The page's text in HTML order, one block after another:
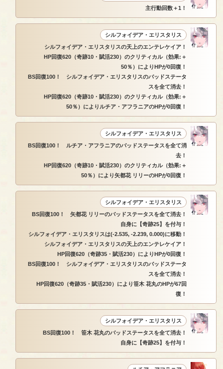
主行動回数＋1！
シルフォイデア・エリスタリス
シルフォイデア・エリスタリスの天上のエンテレケイア！
HP回復620（奇跡10・賦活230）のクリティカル（効果:＋
50％）によりHPが0回復！
BS回復100！ シルフォイデア・エリスタリスのバッドステータ
スを全て消去！
HP回復620（奇跡10・賦活230）のクリティカル（効果:＋
50％）によりルチア・アフラニアのHPが0回復！
シルフォイデア・エリスタリス
BS回復100！ ルチア・アフラニアのバッドステータスを全て消
去！
HP回復620（奇跡10・賦活230）のクリティカル（効果:＋
50％）により矢都花 リリーのHPが0回復！
シルフォイデア・エリスタリス
BS回復100！ 矢都花 リリーのバッドステータスを全て消去！
自身に【奇跡25】を付与！
シルフォイデア・エリスタリスは(-2.535, -2.239, 0.000)に移動！
シルフォイデア・エリスタリスの天上のエンテレケイア！
HP回復620（奇跡35・賦活230）によりHPが0回復！
BS回復100！ シルフォイデア・エリスタリスのバッドステータ
スを全て消去！
HP回復620（奇跡35・賦活230）により笹木 花丸のHPが67回
復！
シルフォイデア・エリスタリス
BS回復100！ 笹木 花丸のバッドステータスを全て消去！
自身に【奇跡25】を付与！